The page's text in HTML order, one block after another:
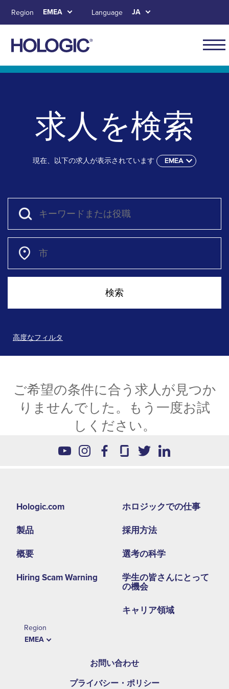
content
Skip to main content
Skip to main menu tabs for megamenu
Skip to sitemap
Region EMEA Language JA
Main
EMEA
求人を検索
現在、以下の求人が表示されています EMEA
高度なフィルタ
ご希望の条件に合う求人が見つか
りませんでした。もう一度お試
しください。
Hologic.com
製品
概要
Hiring Scam Warning
Region
EMEA
second
menu
-
EMEA
ホロジックでの仕事
採用方法
選考の科学
学生の皆さんにとって
の機会
キャリア領域
お問い合わせ
プライバシー・ポリシー